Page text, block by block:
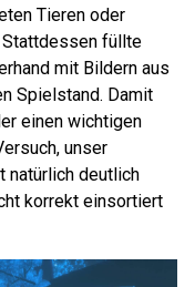
Tieren oder
füllte
mit Bildern aus
Spielstand. Damit
einen wichtigen
unser
natürlich deutlich
korrekt einsortiert